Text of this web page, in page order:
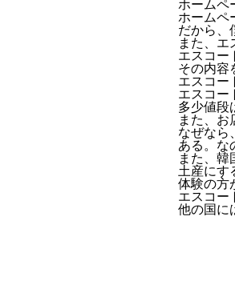
ホームペ
ホームペ
だから、
また、エ
エスコー
その内容
エスコー
エスコー
多少値段
また、お
なぜなら
ある。な
また、韓
土産にす
体験の方
エスコー
他の国に